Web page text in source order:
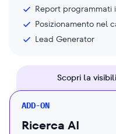
Report programmati
Posizionamento nel
Lead Generator
Scopri la
ADD-ON
Ricerca AI